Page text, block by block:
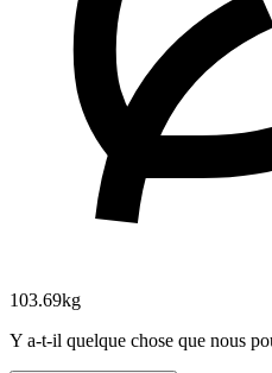
103.69kg
Y a-t-il quelque chose que nous